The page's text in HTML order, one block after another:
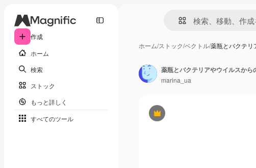
作成
ホーム
検索
ストック
もっと詳しく
すべてのツール
ホーム/ストック/ベクトル/薬瓶とバクテリ
Premium
薬瓶とバクテリアやウイルスから
marina_ua